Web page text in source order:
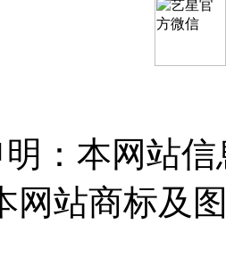
明：本网站
网站商标及